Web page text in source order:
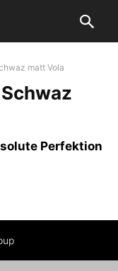
matt Vola
Perfektion